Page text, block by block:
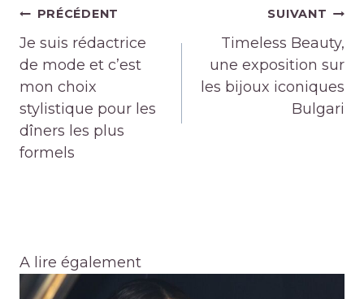
Navigation
de
l’article
PRÉCÉDENT
Je suis rédactrice
de mode et c’est
mon choix
stylistique pour les
dîners les plus
formels
SUIVANT
Timeless Beauty,
une exposition sur
les bijoux iconiques
Bulgari
A lire également